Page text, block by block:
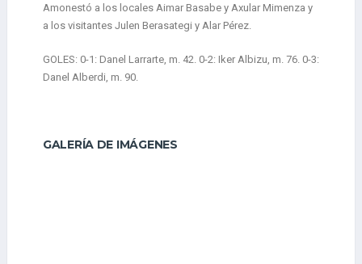
Amonestó a los locales Aimar Basabe y Axular Mimenza y
a los visitantes Julen Berasategi y Alar Pérez.
GOLES: 0-1: Danel Larrarte, m. 42. 0-2: Iker Albizu, m. 76. 0-3:
Danel Alberdi, m. 90.
GALERÍA DE IMÁGENES